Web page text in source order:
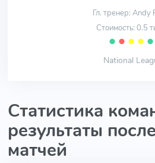
Гл. тренер: Andy
Стоимость: 0.5
⬤ ⬤ ⬤ ⬤ ⬤
National
Статистика
результаты
матчей